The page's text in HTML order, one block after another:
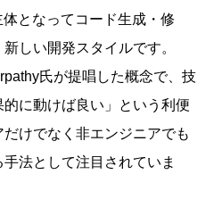
となってコード生成・修
しい開発スタイルです。
氏が提唱した概念で、技
に動けば良い」という利便
けでなく非エンジニアでも
法として注目されていま